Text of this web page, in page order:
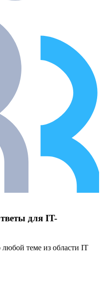
для IT-
теме из области IT